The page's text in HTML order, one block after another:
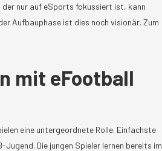
der nur auf eSports fokussiert ist, kann
Aufbauphase ist dies noch visionär. Zum
mit eFootball
eine untergeordnete Rolle. Einfachste
Die jungen Spieler lernen bereits im